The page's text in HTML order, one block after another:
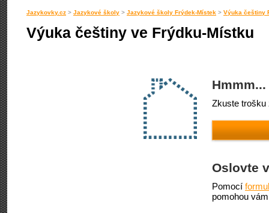
Jazykovky.cz > Jazykové školy > Jazykové školy Frýdek-Místek > Výuka češtiny
Výuka češtiny ve Frýdku-Místku
Zkuste trošku
Oslovte
Pomocí
pomohou